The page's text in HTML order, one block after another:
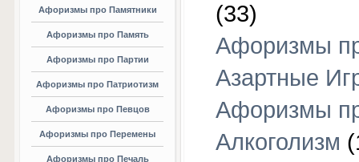
Афоризмы про Памятники
Афоризмы про Память
Афоризмы про Партии
Афоризмы про Патриотизм
Афоризмы про Певцов
Афоризмы про Перемены
Афоризмы про Печаль
(33)
Афоризмы
Азартные
Афоризмы
Алкоголизм